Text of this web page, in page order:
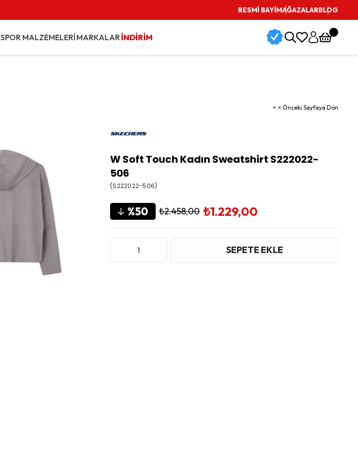
RESMİ BAYİMAĞAZALARBLOG
SPOR MALZEMELERİ MARKALARİNDİRİM
< < Önceki Sayfaya Dön
W Soft Touch Kadın Sweatshirt S222022-
506
(S222022-506)
50 ₺2.458,00 ₺1.229,00